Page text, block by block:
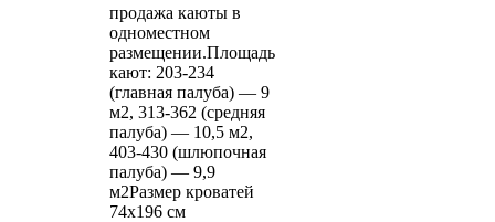
продажа каюты в
одноместном
размещении.Площадь
кают: 203-234
(главная палуба) — 9
м2, 313-362 (средняя
палуба) — 10,5 м2,
403-430 (шлюпочная
палуба) — 9,9
м2Размер кроватей
74х196 см